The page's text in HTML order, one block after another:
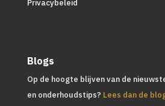
Privacybeleid
Blogs
Op de hoogte blijven van de
en onderhoudstips? Lees dan de